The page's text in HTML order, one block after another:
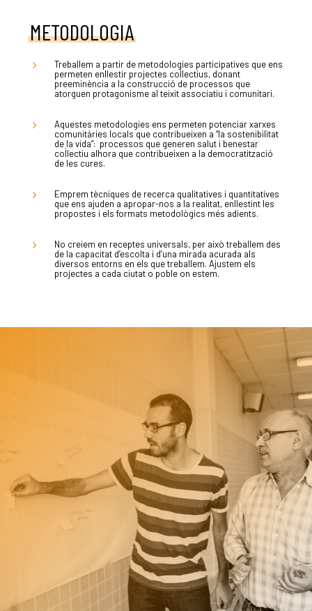
METODOLOGIA
Treballem a partir de metodologies participatives que ens
permeten enllestir projectes col·lectius, donant
preeminència a la construcció de processos que
atorguen protagonisme al teixit associatiu i comunitari.
Aquestes metodologies ens permeten potenciar xarxes
comunitàries locals que contribueixen a “la sostenibilitat
de la vida”: processos que generen salut i benestar
col·lectiu alhora que contribueixen a la democratització
de les cures.
Emprem tècniques de recerca qualitatives i quantitatives
que ens ajuden a apropar-nos a la realitat, enllestint les
propostes i els formats metodològics més adients.
No creiem en receptes universals, per això treballem des
de la capacitat d’escolta i d’una mirada acurada als
diversos entorns en els que treballem. Ajustem els
projectes a cada ciutat o poble on estem.
SERVEIS
La Dula
C/Poeta Alberola, 23-21
info@ladulaparticipacio.com
CAS